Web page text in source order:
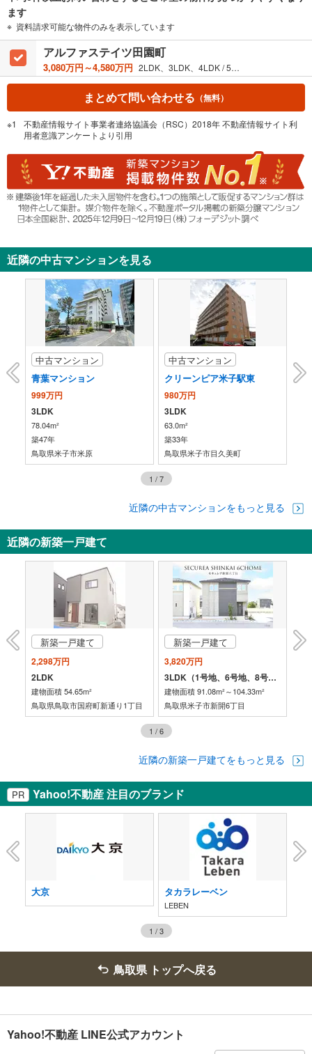
イ
ペ
ー
ジ
に
存
す
ます
資料請求可能な物件のみを表示しています
アルファステイツ田園町
3,080万円～4,580万円 2LDK、3LDK、4LDK / 59.33m²～80.05m²
まとめて問い合わせる （無料）
不動産情報サイト事業者連絡協議会（RSC）2018年 不動産情報サイト利
用者意識アンケートより引用
近隣の中古マンションを見る
中古マンション
青葉マンション
999万円
3LDK
78.04m²
築47年
鳥取県米子市米原
中古マンション
クリーンピア米子駅東
980万円
3LDK
63.0m²
築33年
鳥取県米子市目久美町
1 /7
近隣の中古マンションをもっと見る
近隣の新築一戸建て
新築一戸建て
2,298万円
2LDK
建物面積 54.65m²
鳥取県鳥取市国府町新通り1丁目
新築一戸建て
3,820万円
3LDK（1号地、6号地、8号地、11号地）
建物面積 91.08m²～104.33m²
鳥取県米子市新開6丁目
1 /6
近隣の新築一戸建てをもっと見る
PR Yahoo!不動産 注目のブランド
大京 タカラレーベン
LEBEN
1 /3
鳥取県 トップへ戻る
Yahoo!不動産 LINE公式アカウント